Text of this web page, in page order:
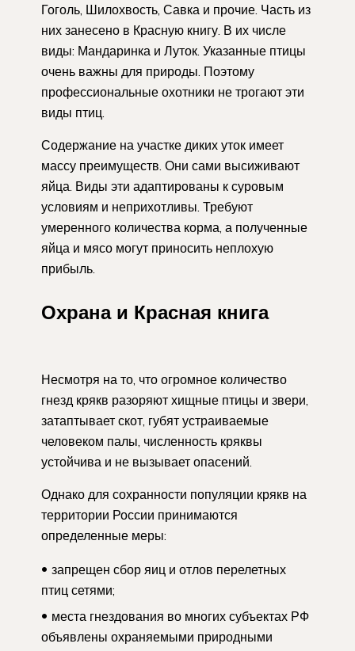
Гоголь, Шилохвость, Савка и прочие. Часть из
них занесено в Красную книгу. В их числе
виды: Мандаринка и Луток. Указанные птицы
очень важны для природы. Поэтому
профессиональные охотники не трогают эти
виды птиц.
Содержание на участке диких уток имеет
массу преимуществ. Они сами высиживают
яйца. Виды эти адаптированы к суровым
условиям и неприхотливы. Требуют
умеренного количества корма, а полученные
яйца и мясо могут приносить неплохую
прибыль.
Охрана и Красная книга
Несмотря на то, что огромное количество
гнезд крякв разоряют хищные птицы и звери,
затаптывает скот, губят устраиваемые
человеком палы, численность кряквы
устойчива и не вызывает опасений.
Однако для сохранности популяции крякв на
территории России принимаются
определенные меры:
запрещен сбор яиц и отлов перелетных
птиц сетями;
места гнездования во многих субъектах РФ
объявлены охраняемыми природными